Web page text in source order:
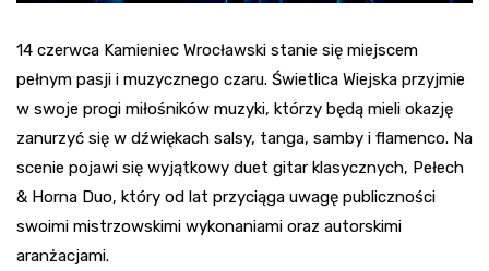
14 czerwca Kamieniec Wrocławski stanie się miejscem
pełnym pasji i muzycznego czaru. Świetlica Wiejska przyjmie
w swoje progi miłośników muzyki, którzy będą mieli okazję
zanurzyć się w dźwiękach salsy, tanga, samby i flamenco. Na
scenie pojawi się wyjątkowy duet gitar klasycznych, Pełech
& Horna Duo, który od lat przyciąga uwagę publiczności
swoimi mistrzowskimi wykonaniami oraz autorskimi
aranżacjami.